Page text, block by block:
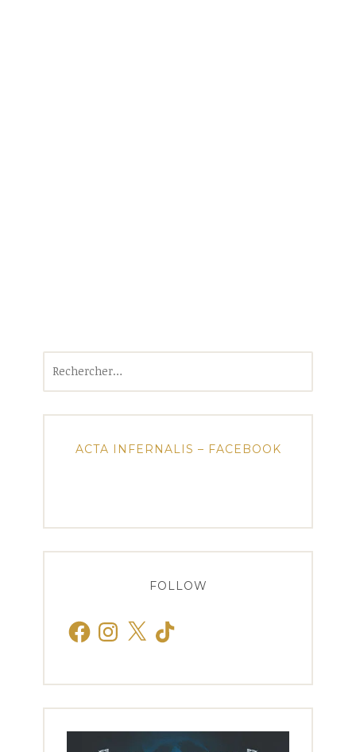
ACTA INFERNALIS – FACEBOOK
FOLLOW
FacebookInstagram
X TikTok